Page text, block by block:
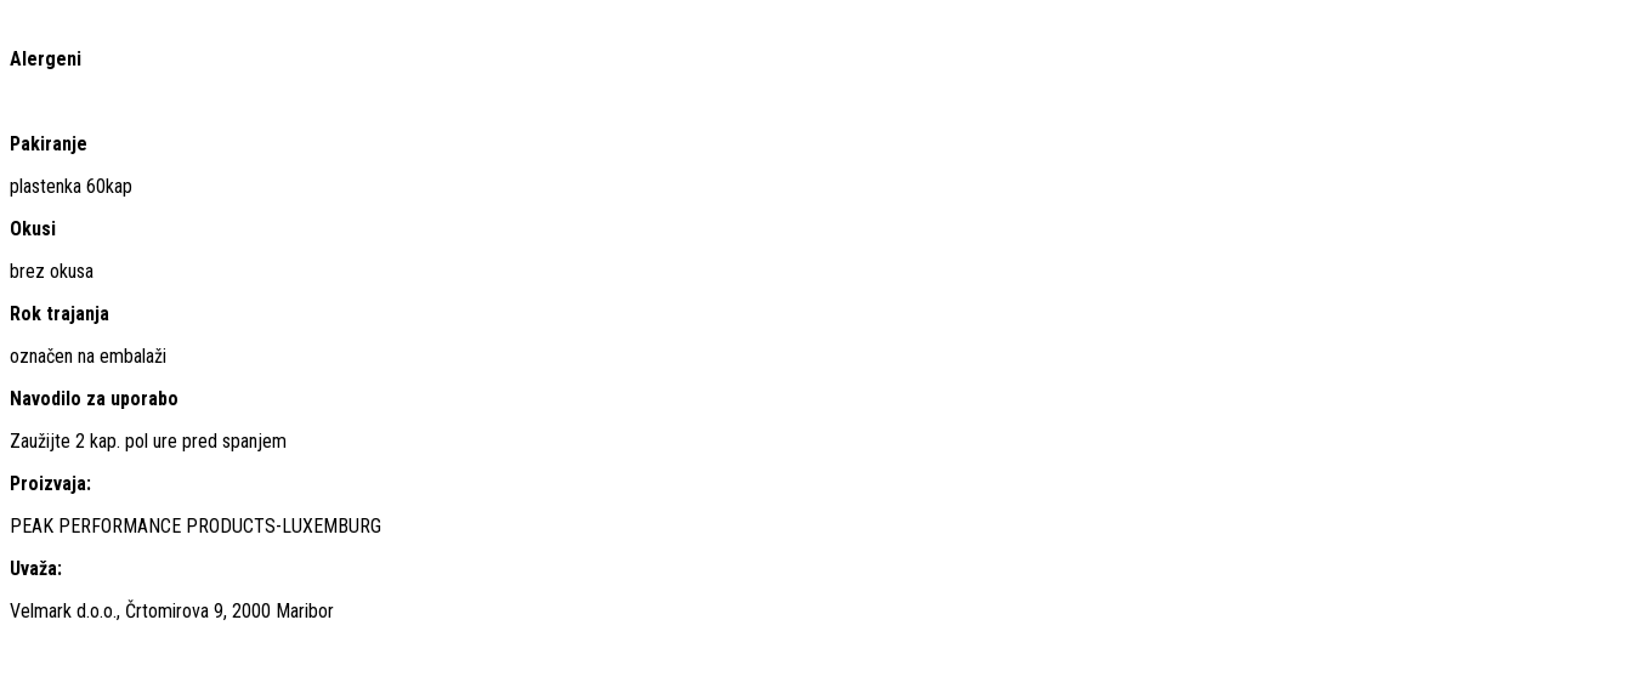
Alergeni
Pakiranje
plastenka 60kap
Okusi
brez okusa
Rok trajanja
označen na embalaži
Navodilo za uporabo
Zaužijte 2 kap. pol ure pred spanjem
Proizvaja:
PEAK PERFORMANCE PRODUCTS-LUXEMBURG
Uvaža:
Velmark d.o.o., Črtomirova 9, 2000 Maribor